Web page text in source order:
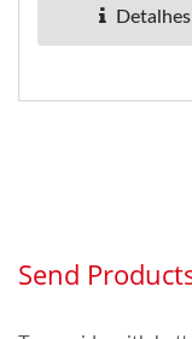
Detalhes